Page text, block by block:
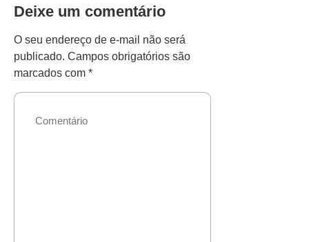
Deixe um comentário
O seu endereço de e-mail não será
publicado. Campos obrigatórios são
marcados com *